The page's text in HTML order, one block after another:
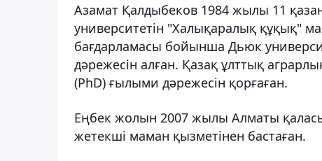
Азамат Қалдыбеков 1984 жылы 11
университетін "Халықаралық құқық"
бағдарламасы бойынша Дьюк
дәрежесін алған. Қазақ ұлттық
(PhD) ғылыми дәрежесін қорғаған.
Еңбек жолын 2007 жылы Алматы
жетекші маман қызметінен бастаған.